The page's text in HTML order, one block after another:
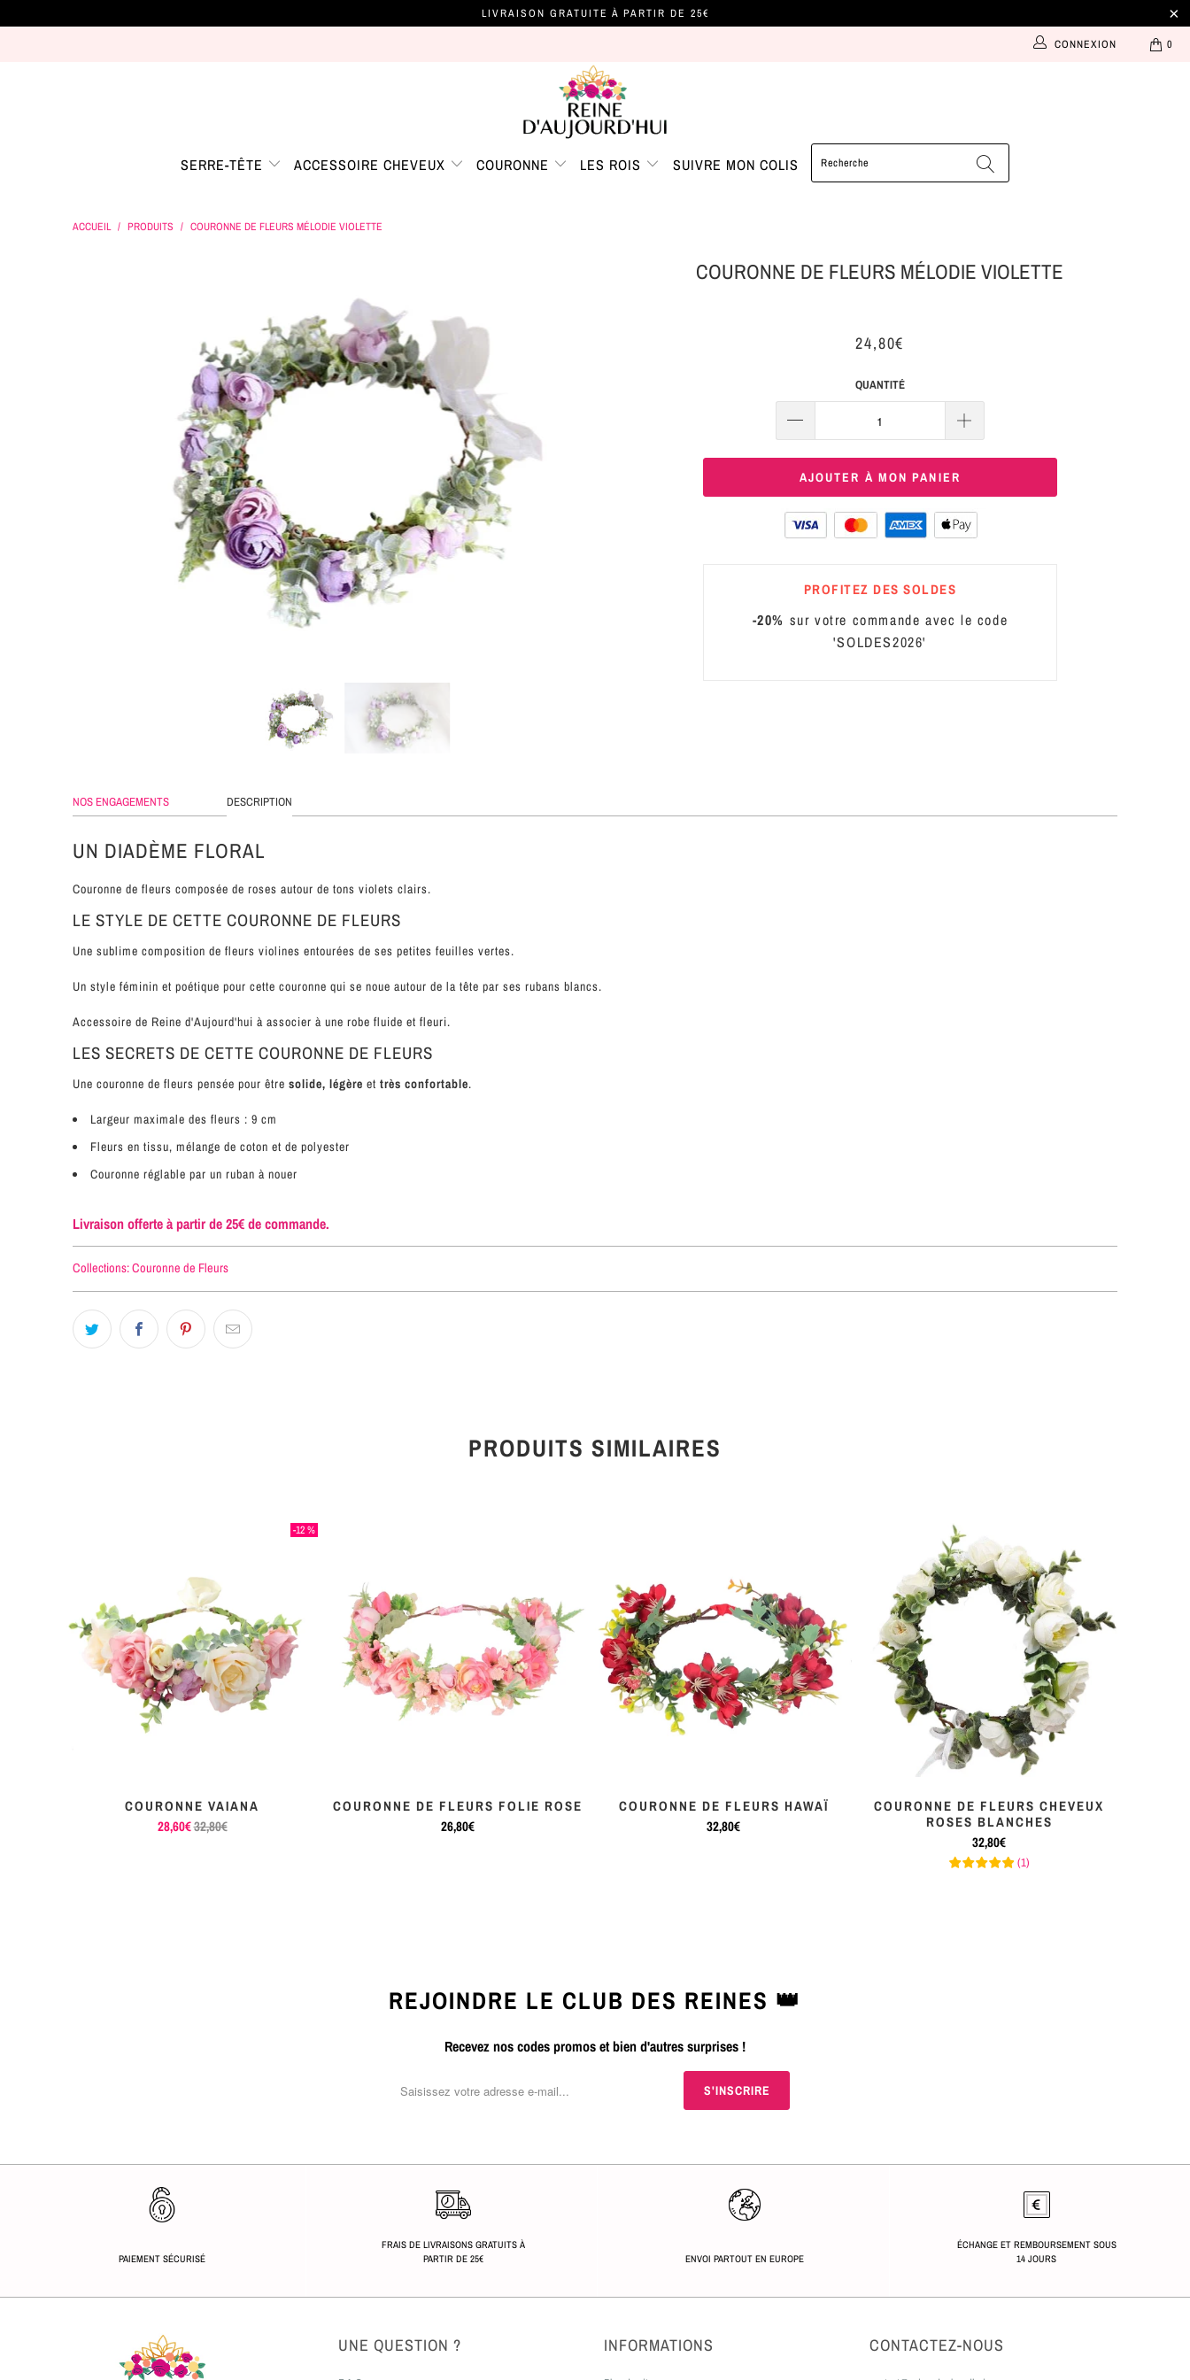
LIVRAISON GRATUITE À PARTIR DE 25€
0
CONNEXION
SERRE-TÊTE ACCESSOIRE CHEVEUX COURONNE LES ROIS SUIVRE MON COLIS
ACCUEIL / PRODUITS / COURONNE DE FLEURS MÉLODIE VIOLETTE
COURONNE DE FLEURS MÉLODIE VIOLETTE
24,80€
QUANTITÉ
AJOUTER À MON PANIER
PROFITEZ DES SOLDES
-20% sur votre commande avec le code
'SOLDES2026'
NOS ENGAGEMENTS DESCRIPTION
UN DIADÈME FLORAL
Couronne de fleurs composée de roses autour de tons violets clairs.
LE STYLE DE CETTE COURONNE DE FLEURS
Une sublime composition de fleurs violines entourées de ses petites feuilles vertes.
Un style féminin et poétique pour cette couronne qui se noue autour de la tête par ses rubans blancs.
Accessoire de Reine d'Aujourd'hui à associer à une robe fluide et fleuri.
LES SECRETS DE CETTE COURONNE DE FLEURS
Une couronne de fleurs pensée pour être solide, légère et très confortable.
Largeur maximale des fleurs : 9 cm
Fleurs en tissu, mélange de coton et de polyester
Couronne réglable par un ruban à nouer
Livraison offerte à partir de 25€ de commande.
Collections:Couronne de Fleurs
PRODUITS SIMILAIRES
-12 %
COURONNE VAIANA
28,60€32,80€
COURONNE DE FLEURS FOLIE ROSE
26,80€
COURONNE DE FLEURS HAWAÏ
32,80€
COURONNE DE FLEURS CHEVEUX
ROSES BLANCHES
32,80€
(1)
REJOINDRE LE CLUB DES REINES 👑
Recevez nos codes promos et bien d'autres surprises !
PAIEMENT SÉCURISÉ
FRAIS DE LIVRAISONS GRATUITS À
PARTIR DE 25€
ENVOI PARTOUT EN EUROPE
ÉCHANGE ET REMBOURSEMENT SOUS
14 JOURS
UNE QUESTION ? INFORMATIONS CONTACTEZ-NOUS